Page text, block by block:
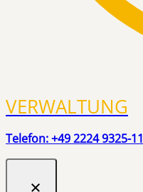
VERWALTUNG
Telefon: +49 2224 9325-11